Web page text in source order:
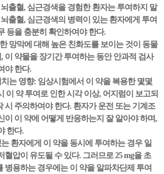
출혈, 심근경색을 경험한 환자는 투여하지 말
출혈, 심근경색의 병력이 있는 환자에게 투여
등을 충분히 확인하여야 한다.
망막에 대해 높은 친화도를 보이는 것이 동물
이 약물을 장기간 투여하는 동안 안과적 검사
야 한다.
는 영향: 임상시험에서 이 약을 복용한 몇몇
이 약 투여로 인한 시각 이상, 어지럼이 보고되
시 주의하여야 한다. 환자가 운전 또는 기계조
이 이 약에 어떻게 반응하는지 잘 알아야 하며,
한다.
환자에게 이 약을 동시에 투여하는 경우 일
혈압이 유도될 수 있다. 그러므로 25 mg을 초
병용하는 경우에는 이 약을 알파차단제 투여